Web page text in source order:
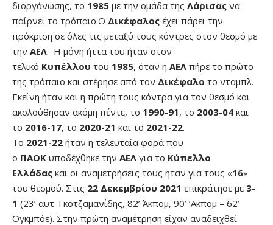
διοργάνωσης, το 1985 με την ομάδα της Λάρισας να
παίρνει το τρόπαιο.Ο Δικέφαλος έχει πάρει την
πρόκριση σε όλες τις μεταξύ τους κόντρες στον θεσμό με
την ΑΕΛ. Η μόνη ήττα του ήταν στον
τελικό Κυπέλλου του 1985, όταν η ΑΕΛ πήρε το πρώτο
της τρόπαιο και στέρησε από τον Δικέφαλο το νταμπλ.
Εκείνη ήταν και η πρώτη τους κόντρα για τον θεσμό και
ακολούθησαν ακόμη πέντε, το 1990-91, το 2003-04 και
το 2016-17, το 2020-21 και το 2021-22.
Το 2021-22 ήταν η τελευταία φορά που
ο ΠΑΟΚ υποδέχθηκε την ΑΕΛ για το Κύπελλο
Ελλάδας και οι αναμετρήσεις τους ήταν για τους «16»
του θεσμού. Στις 22 Δεκεμβρίου 2021 επικράτησε με 3-
1 (23’ αυτ. Γκοτζαμανίδης, 82’ Άκπομ, 90’ ‘Ακπομ – 62’
Ογκμπόε). Στην πρώτη αναμέτρηση είχαν αναδειχθεί